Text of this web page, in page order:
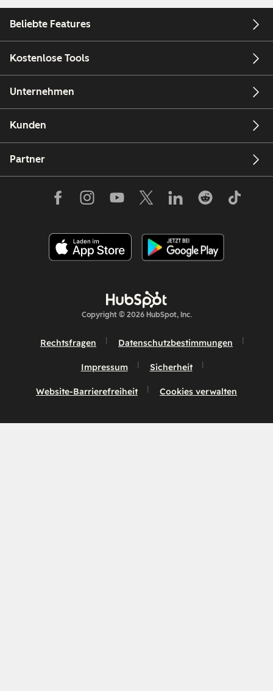
Beliebte Features
Kostenlose Tools
Unternehmen
Kunden
Partner
Copyright © 2026 HubSpot, Inc.
Rechtsfragen Datenschutzbestimmungen
Impressum Sicherheit
Website-Barrierefreiheit Cookies verwalten